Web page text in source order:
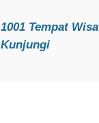
1001 Tempat
Kunjungi